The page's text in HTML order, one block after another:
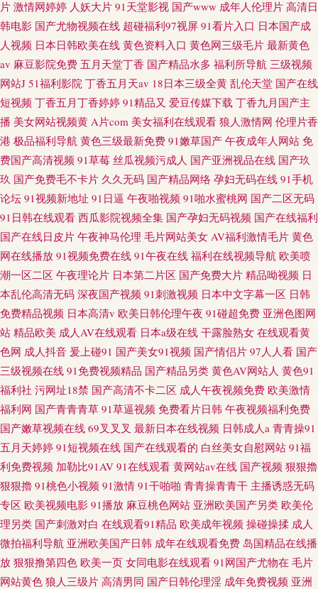
片 激情网婷婷 人妖大片 91天堂影视 国产www 成年人伦理片 高清日
韩电影 国产尤物视频在线 超碰福利97视屏 91看片入口 日本国产成
人视频 日本日韩欧美在线 黄色资料入口 黄色网三级毛片 最新黄色
av 麻豆影院免费 五月天堂丁香 国产精品水多 福利所导航 三级视频
网站J 51福利影院 丁香五月天av 18日本三级全黄 乱伦天堂 国产在线
短视频 丁香五月丁香婷婷 91精品又 爱豆传媒下载 丁香九月国产主
播 美女网站视频黄 A片com 美女福利在线观看 狼人激情网 伦理片香
港 极品福利导航 黄色三级最新免费 91嫩草国产 午夜成年人网站 免
费国产高清视频 91草莓 丝瓜视频污成人 国产亚洲视品在线 国产玖
玖 国产免费毛不卡片 久久无码 国产精品网络 孕妇无码在线 91手机
论坛 91视频新地址 91日逼 午夜啪视频 91啪水蜜桃网 国产二区无码
91日韩在线观看 西瓜影院视频全集 国产孕妇无码视频 国产在线福利
国产在线日皮片 午夜神马伦理 毛片网站美女 AV福利激情毛片 黄色
网在线播放 91视频免费在线 91午夜在线 福利在线视频导航 欧美喷
潮一区二区 午夜理论片 日本第二片区 国产免费大片 精品呦视频 日
本乱伦高清无码 深夜国产视频 91刺激视频 日本中文字幕一区 日韩
免费精品视频 日本高清v 欧美日韩伦理午夜 91碰超免费 亚洲色图网
站 精品欧美 成人AV在线观看 日本a级在线 干露脸熟女 在线观看黄
色网 成人抖音 爰上碰91 国产美女91视频 国产情侣片 97人人看 国产
三级视频在线 91免费视频精品 国产精品另类 黄色AV网站人 黄色91
福利社 污网址18禁 国产高清不卡二区 成人午夜视频免费 欧美激情
福利网 国产青青青草 91草逼视频 免费看片日韩 午夜视频福利免费
国产嫩草视频在线 69叉叉叉 最新日本在线视频 日韩成人a 青青操91
五月天婷婷 91短视频在线 国产在线观看的 白丝美女自慰网站 91福
利免费视频 加勒比91AV 91在线观看 黄网站av在线 国产视频 狠狠擼
狠狠擼 91桃色小视频 91激情 91干啪啪 青青操青青干 主播诱惑无码
专区 欧美视频电影 91播放 麻豆桃色网站 亚洲欧美国产另类 欧美伦
理另类 国产刺激对白 在线观看91精品 欧美成年视频 操碰操揉 成人
微拍福利导航 亚洲欧美国产日韩 成年在线观看免费 岛国精品在线播
放 狠狠撸第四色 欧美一页 女同电影在线观看 91网国产尤物在 毛片
网站黄色 狼人三级片 高清男同 国产日韩伦理淫 成年免费视频 亚洲